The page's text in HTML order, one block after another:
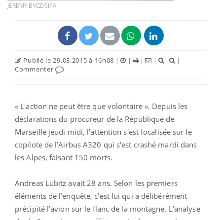
JEREMY BYCZ/SIPA
Publié le 29.03.2015 à 16h08 | | | |
|
Commenter
« L'action ne peut être que volontaire ». Depuis les
déclarations du procureur de la République de
Marseille jeudi midi, l’attention s'est focalisée sur le
copilote de l’Airbus A320 qui s’est crashé mardi dans
les Alpes, faisant 150 morts.
Andreas Lubitz avait 28 ans. Selon les premiers
éléments de l’enquête, c’est lui qui a délibérément
précipité l’avion sur le flanc de la montagne. L’analyse